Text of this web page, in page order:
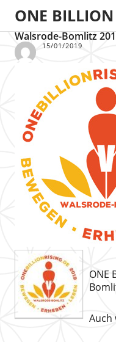
ONE
Walsrode-Bomlitz
15/01/2019
ONE
Auch